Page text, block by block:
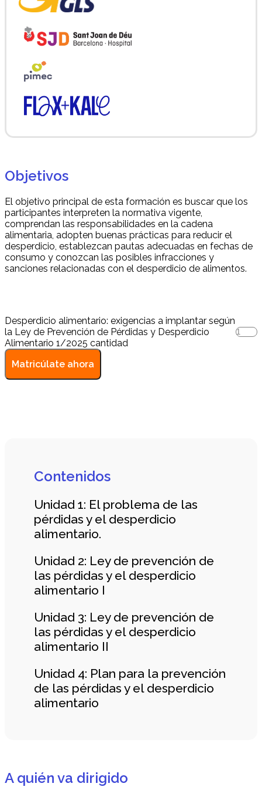
Objetivos
El objetivo principal de esta formación es buscar que los
participantes interpreten la normativa vigente,
comprendan las responsabilidades en la cadena
alimentaria, adopten buenas prácticas para reducir el
desperdicio, establezcan pautas adecuadas en fechas de
consumo y conozcan las posibles infracciones y
sanciones relacionadas con el desperdicio de alimentos.
Desperdicio alimentario: exigencias a implantar según
la Ley de Prevención de Pérdidas y Desperdicio
Alimentario 1/2025 cantidad
Matricúlate ahora
Contenidos
Unidad 1: El problema de las
pérdidas y el desperdicio
alimentario.
Unidad 2: Ley de prevención de
las pérdidas y el desperdicio
alimentario I
Unidad 3: Ley de prevención de
las pérdidas y el desperdicio
alimentario II
Unidad 4: Plan para la prevención
de las pérdidas y el desperdicio
alimentario
A quién va dirigido